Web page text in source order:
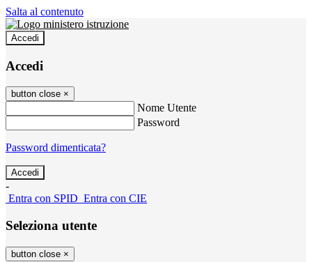
Salta al contenuto
Accedi
Accedi
button close ×
Nome Utente
Password
Password dimenticata?
-
Entra con SPID Entra con CIE
Seleziona utente
button close ×